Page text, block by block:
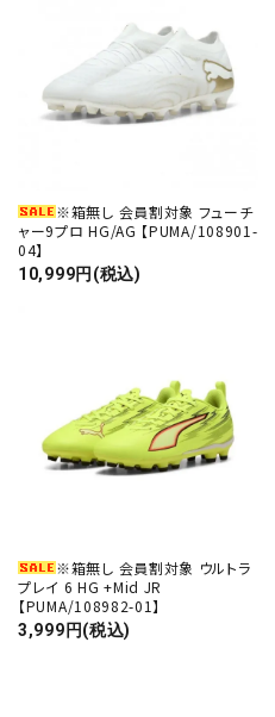
※箱無し 会員割対象 フューチ
ャー9プロ HG/AG 【PUMA/108901-
04】
10,999円(税込)
※箱無し 会員割対象 ウルトラ
プレイ 6 HG +Mid JR
【PUMA/108982-01】
3,999円(税込)
キーワード